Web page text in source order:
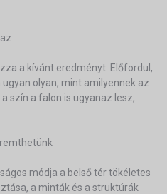
a kívánt eredményt. Előfordul,
olyan, mint amilyennek az
szín a falon is ugyanaz lesz,
módja a belső tér tökéletes
a minták és a struktúrák